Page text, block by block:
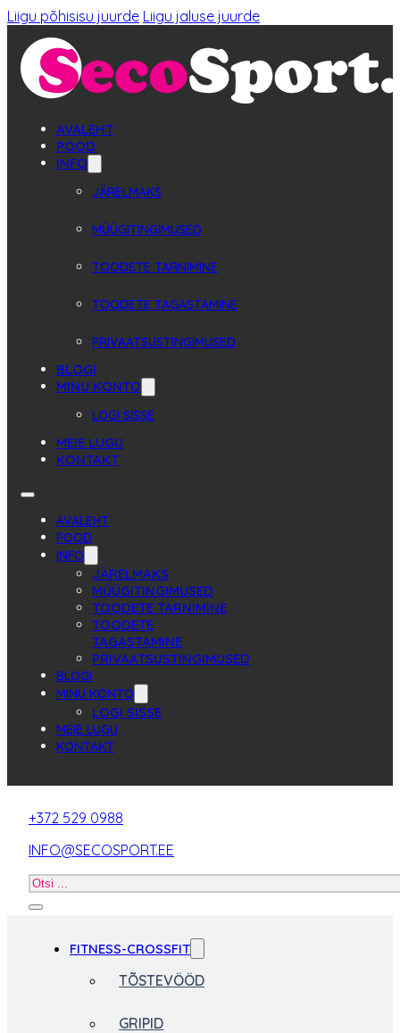
Liigu põhisisu juurde Liigu jaluse juurde
AVALEHT
POOD
INFO
JÄRELMAKS
MÜÜGITINGIMUSED
TOODETE TARNIMINE
TOODETE TAGASTAMINE
PRIVAATSUSTINGIMUSED
BLOGI
MINU KONTO
LOGI SISSE
MEIE LUGU
KONTAKT
AVALEHT
POOD
INFO
JÄRELMAKS
MÜÜGITINGIMUSED
TOODETE TARNIMINE
TOODETE
TAGASTAMINE
PRIVAATSUSTINGIMUSED
BLOGI
MINU KONTO
LOGI SISSE
MEIE LUGU
KONTAKT
+372 529 0988
INFO@SECOSPORT.EE
Otsi
FITNESS-CROSSFIT
TÕSTEVÖÖD
GRIPID